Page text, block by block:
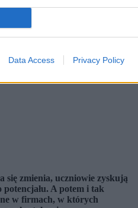
Data Access Privacy Policy
się zmienia, uczniowie zyskują
A potem i tak
w firmach, w których